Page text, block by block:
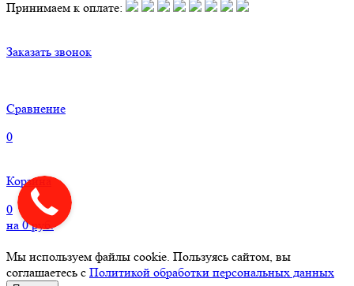
Принимаем к оплате:
Заказать звонок
Сравнение
0
Корзина
0
на 0руб.
Мы используем файлы cookie. Пользуясь сайтом, вы
соглашаетесь с Политикой обработки персональных данных